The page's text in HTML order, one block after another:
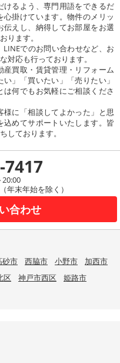
るよう、専門用語をできるだ
掛けています。物件のメリッ
伝えし、納得してお部屋をお選
ります。
でのお問い合わせなど、お
対応も行っております。
買取・賃貸管理・リフォーム
」「買いたい」「売りたい」
は何でもお気軽にご相談くださ
に「相談してよかった」と思
めてサポートいたします。皆
しております。
7417
年末年始を除く）
合わせ
砂市 西脇市 小野市
加西市
区 神戸市西区
姫路市